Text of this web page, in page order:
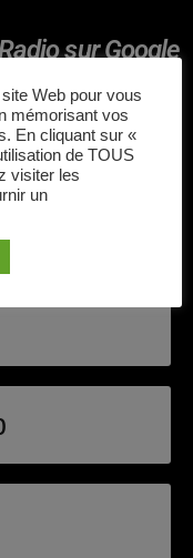
sur Google
Web pour vous
mémorisant vos
En cliquant sur «
de TOUS
visiter les
un